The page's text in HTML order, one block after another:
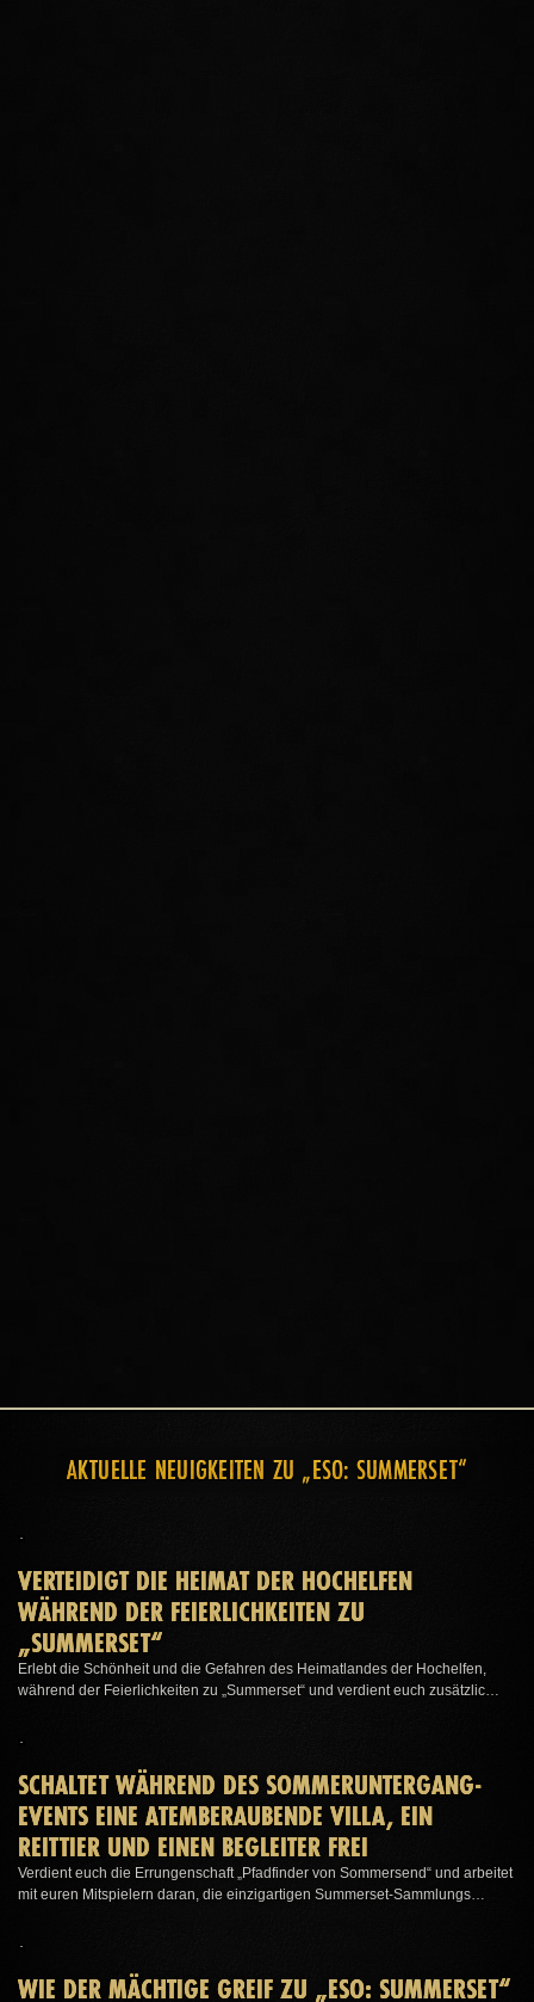
AKTUELLE NEUIGKEITEN ZU „ESO: SUMMERSET“
VERTEIDIGT DIE HEIMAT DER HOCHELFEN
WÄHREND DER FEIERLICHKEITEN ZU
„SUMMERSET“
Erlebt die Schönheit und die Gefahren des Heimatlandes der Hochelfen,
während der Feierlichkeiten zu „Summerset“ und verdient euch zusätzlic…
SCHALTET WÄHREND DES SOMMERUNTERGANG-
EVENTS EINE ATEMBERAUBENDE VILLA, EIN
REITTIER UND EINEN BEGLEITER FREI
Verdient euch die Errungenschaft „Pfadfinder von Sommersend“ und arbeitet
mit euren Mitspielern daran, die einzigartigen Summerset-Sammlungs…
WIE DER MÄCHTIGE GREIF ZU „ESO: SUMMERSET“